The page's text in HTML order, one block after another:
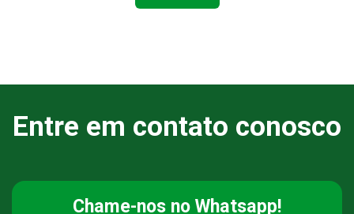
Entre em contato conosco
Chame-nos no Whatsapp!